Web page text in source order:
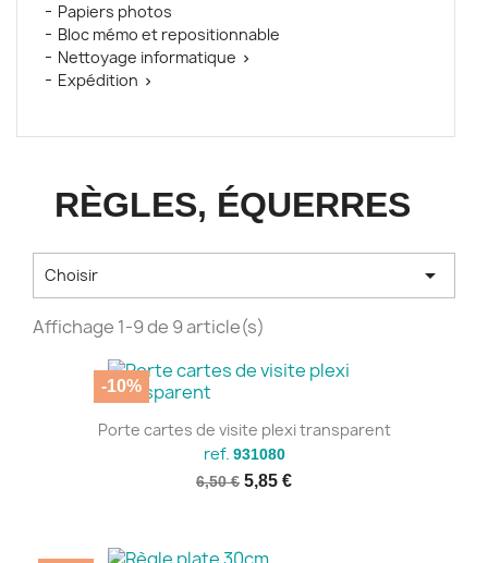
Papiers photos
Bloc mémo et repositionnable
Nettoyage informatique 
Expédition 
RÈGLES, ÉQUERRES
Choisir 
Affichage 1-9 de 9 article(s)
Porte cartes de visite plexi transparent
ref. 931080
6,50 € 5,85 €
-10%